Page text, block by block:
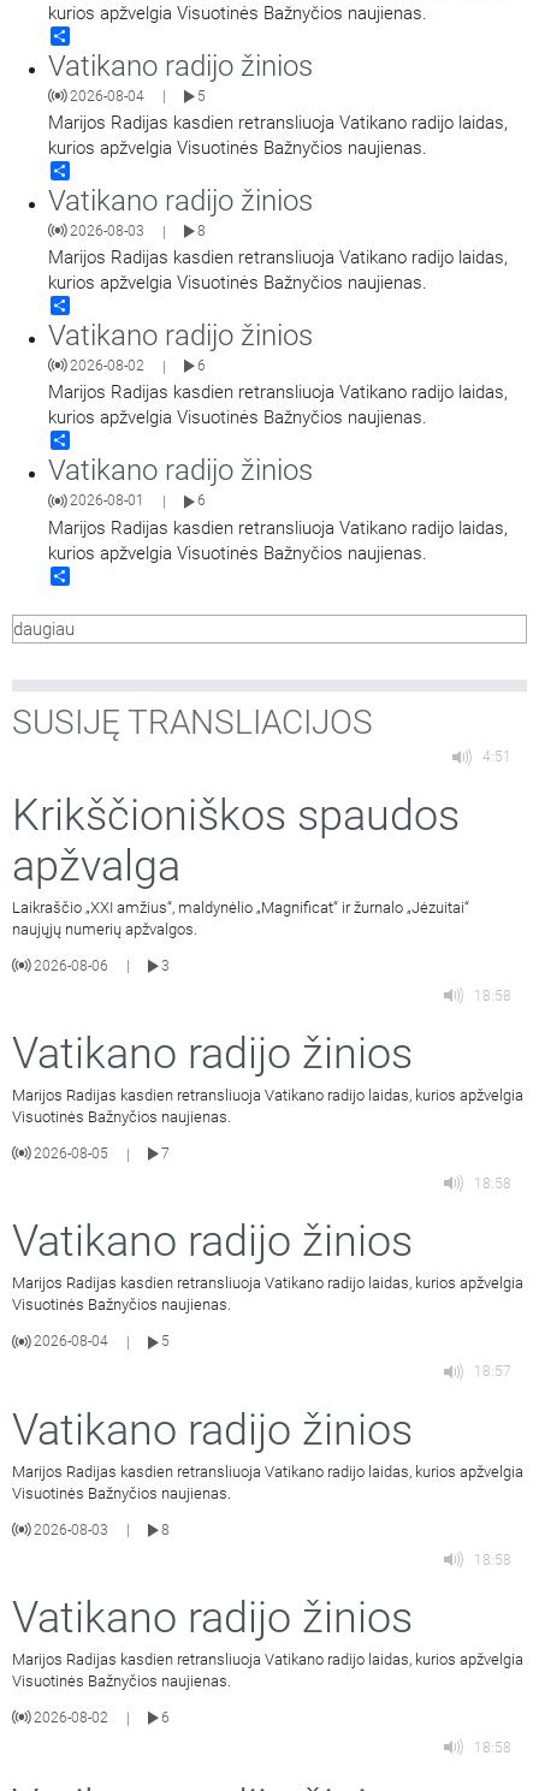
kurios apžvelgia Visuotinės Bažnyčios naujienas.
Vatikano radijo žinios
2026-08-04 5
Marijos Radijas kasdien retransliuoja Vatikano radijo laidas,
kurios apžvelgia Visuotinės Bažnyčios naujienas.
Vatikano radijo žinios
2026-08-03 | 8
Marijos Radijas kasdien retransliuoja Vatikano radijo laidas,
kurios apžvelgia Visuotinės Bažnyčios naujienas.
Vatikano radijo žinios
2026-08-02 | 6
Marijos Radijas kasdien retransliuoja Vatikano radijo laidas,
kurios apžvelgia Visuotinės Bažnyčios naujienas.
Vatikano radijo žinios
2026-08-01 6
Marijos Radijas kasdien retransliuoja Vatikano radijo laidas,
kurios apžvelgia Visuotinės Bažnyčios naujienas.
daugiau
SUSIJĘ TRANSLIACIJOS
4:51
Krikščioniškos spaudos
apžvalga
Laikraščio „XXI amžius“, maldynėlio „Magnificat“ ir žurnalo „Jėzuitai“
naujųjų numerių apžvalgos.
2026-08-06
3
18:58
Vatikano radijo žinios
Marijos Radijas kasdien retransliuoja Vatikano radijo laidas, kurios apžvelgia
Visuotinės Bažnyčios naujienas.
2026-08-05 |
7
18:58
Vatikano radijo žinios
Marijos Radijas kasdien retransliuoja Vatikano radijo laidas, kurios apžvelgia
Visuotinės Bažnyčios naujienas.
2026-08-04
5
18:57
Vatikano radijo žinios
Marijos Radijas kasdien retransliuoja Vatikano radijo laidas, kurios apžvelgia
Visuotinės Bažnyčios naujienas.
2026-08-03
8
18:58
Vatikano radijo žinios
Marijos Radijas kasdien retransliuoja Vatikano radijo laidas, kurios apžvelgia
Visuotinės Bažnyčios naujienas.
2026-08-02 |
6
18:58